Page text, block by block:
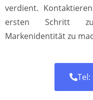
verdient.
ersten Schritt zu
Markenidentität zu
Tel: